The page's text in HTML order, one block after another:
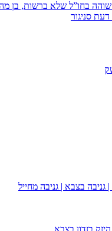
בחו”ל שלא ברשות, בן
סניגור
בצבא | גניבה מחייל
בזדון בצבא